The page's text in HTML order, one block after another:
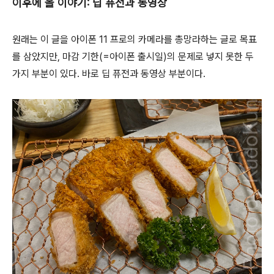
이후에 올 이야기: 딥 퓨전과 동영상
원래는 이 글을 아이폰 11 프로의 카메라를 총망라하는 글로 목표
를 삼았지만, 마감 기한(=아이폰 출시일)의 문제로 넣지 못한 두
가지 부분이 있다. 바로 딥 퓨전과 동영상 부분이다.